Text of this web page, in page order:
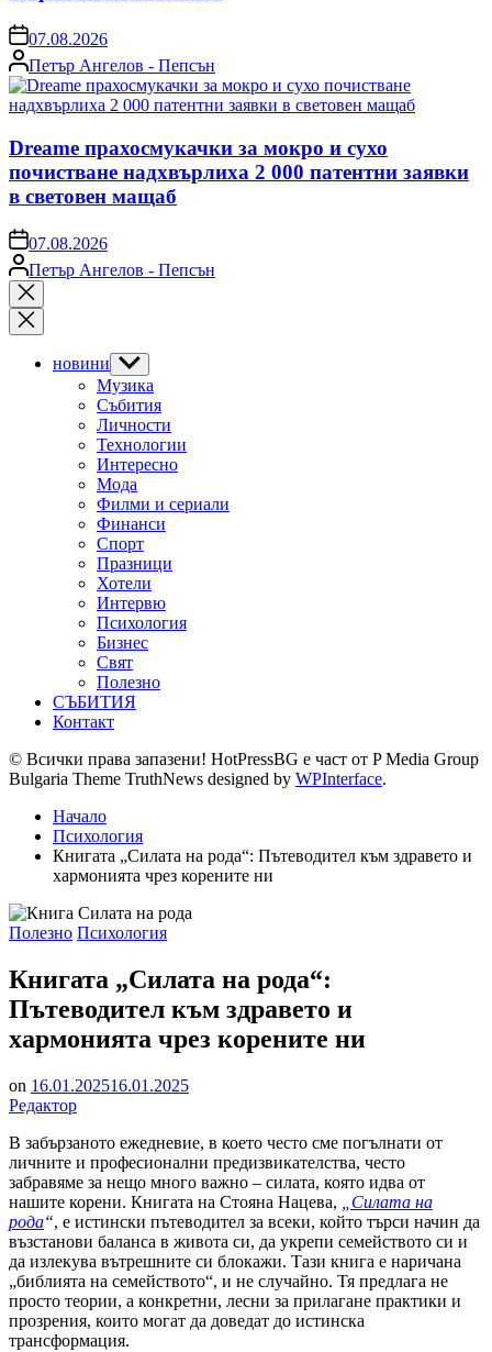
on07.08.2026
Posted
by
Петър Ангелов - Пепсън
Dreame прахосмукачки за мокро и сухо
почистване надхвърлиха 2 000 патентни заявки
в световен мащаб
on07.08.2026
Posted
by
Петър Ангелов - Пепсън
Close
search
новини Show
sub
menu
Музика
Събития
Личности
Технологии
Интересно
Мода
Филми и сериали
Финанси
Спорт
Празници
Хотели
Интервю
Психология
Бизнес
Свят
Полезно
СЪБИТИЯ
Контакт
© Всички права запазени! HotPressBG е част от P Media Group
Bulgaria Theme TruthNews designed by WPInterface.
Начало
Психология
Книгата „Силата на рода“: Пътеводител към здравето и
хармонията чрез корените ни
Posted
Полезно Психология
Книгата „Силата на рода“:
Пътеводител към здравето и
хармонията чрез корените ни
on 16.01.202516.01.2025
Редактор
В забързаното ежедневие, в което често сме погълнати от
личните и професионални предизвикателства, често
забравяме за нещо много важно – силата, която идва от
нашите корени. Книгата на Стояна Нацева,
„Силата на
рода“, е истински пътеводител за всеки, който търси начин да
възстанови баланса в живота си, да укрепи семейството си и
да излекува вътрешните си блокажи. Тази книга е наричана
„библията на семейството“, и не случайно. Тя предлага не
просто теории, а конкретни, лесни за прилагане практики и
прозрения, които могат да доведат до истинска
трансформация.